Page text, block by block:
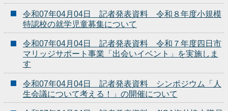
令和07年04月04日 記者発表資料 令和８年度小規模
特認校の就学児童募集について
令和07年04月04日 記者発表資料 令和７年度四日市
マリッジサポート事業「出会いイベント」を実施しま
す
令和07年04月04日 記者発表資料 シンポジウム「人
生会議について考える！」の開催について